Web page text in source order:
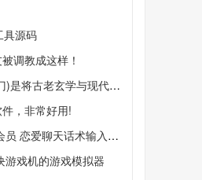
具源码
调教成这样！
老玄学与现代科技结合的应用
，非常好用!
爱聊天话术输入法工具
游戏机的游戏模拟器